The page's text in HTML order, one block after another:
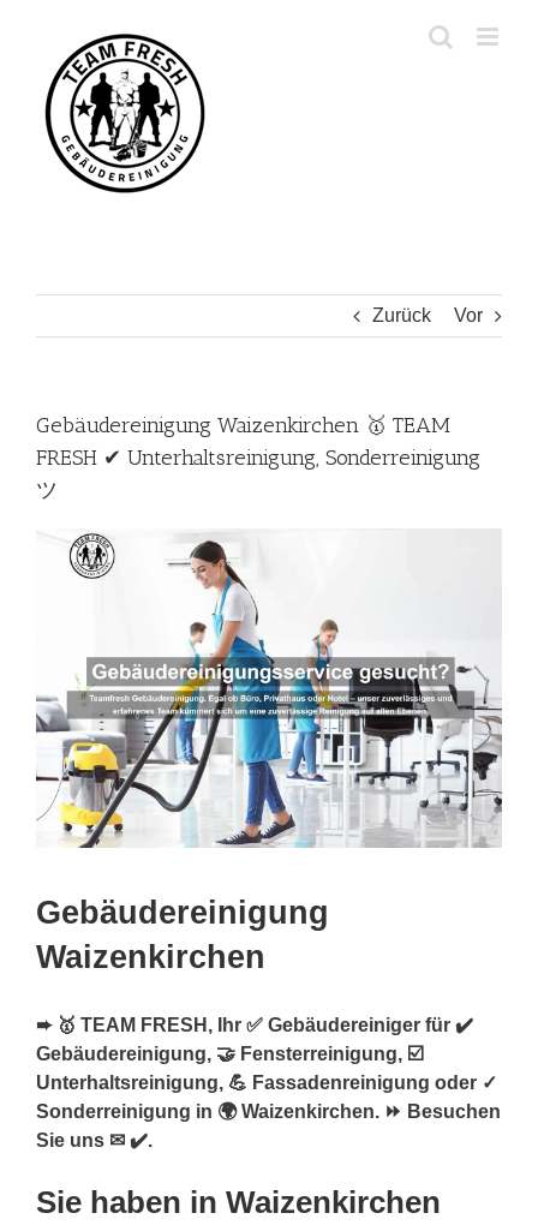
springen
Zurück Vor
Gebäudereinigung Waizenkirchen 🥇 TEAM
FRESH ✔ Unterhaltsreinigung, Sonderreinigung
ツ
Gebäudereinigung
Waizenkirchen
➨ 🥇 TEAM FRESH, Ihr ✅ Gebäudereiniger für ✔️
Gebäudereinigung, 🤝 Fensterreinigung, ☑️
Unterhaltsreinigung, 💪 Fassadenreinigung oder ✓
Sonderreinigung in 🌍 Waizenkirchen. ⏩ Besuchen
Sie uns ✉ ✔️.
Sie haben in Waizenkirchen